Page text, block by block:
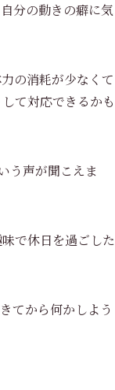
分の動きの癖に気
の消耗が少なくて
て対応できるかも
う声が聞こえま
で休日を過ごした
てから何かしよう